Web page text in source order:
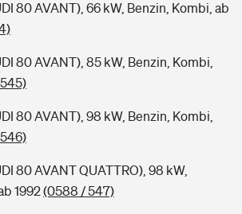
80 AVANT), 66 kW, Benzin, Kombi, ab
80 AVANT), 85 kW, Benzin, Kombi,
80 AVANT), 98 kW, Benzin, Kombi,
80 AVANT QUATTRO), 98 kW,
1992(0588 / 547)